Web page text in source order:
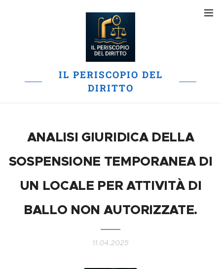
IL PERISCOPIO DEL
DIRITTO
ANALISI GIURIDICA DELLA
SOSPENSIONE TEMPORANEA DI
UN LOCALE PER ATTIVITÀ DI
BALLO NON AUTORIZZATE.
11.04.2025